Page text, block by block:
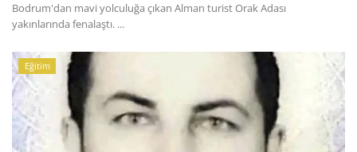
Bodrum'dan mavi yolculuğa çıkan Alman turist Orak Adası
yakınlarında fenalaştı. ...
Eğitim